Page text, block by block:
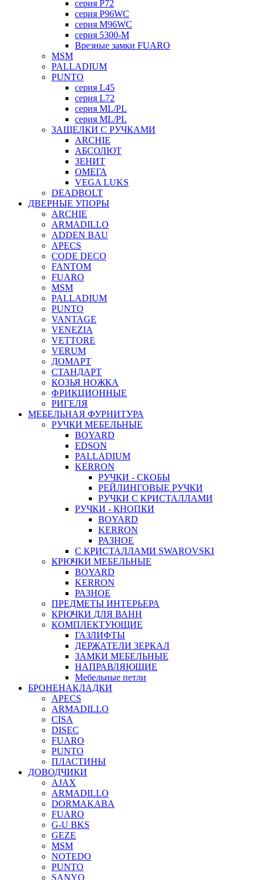
серия P72
серия P96WC
серия M96WC
серия 5300-M
Врезные замки FUARO
MSM
PALLADIUM
PUNTO
серия L45
серия L72
серия ML/PL
серия ML/PL
ЗАЩЕЛКИ С РУЧКАМИ
ARCHIE
АБСОЛЮТ
ЗЕНИТ
ОМЕГА
VEGA LUKS
DEADBOLT
ДВЕРНЫЕ УПОРЫ
ARCHIE
ARMADILLO
ADDEN BAU
APECS
CODE DECO
FANTOM
FUARO
MSM
PALLADIUM
PUNTO
VANTAGE
VENEZIA
VETTORE
VERUM
ДОМАРТ
СТАНДАРТ
КОЗЬЯ НОЖКА
ФРИКЦИОННЫЕ
РИГЕЛЯ
МЕБЕЛЬНАЯ ФУРНИТУРА
РУЧКИ МЕБЕЛЬНЫЕ
BOYARD
EDSON
PALLADIUM
KERRON
РУЧКИ - СКОБЫ
РЕЙЛИНГОВЫЕ РУЧКИ
РУЧКИ С КРИСТАЛЛАМИ
РУЧКИ - КНОПКИ
BOYARD
KERRON
РАЗНОЕ
С КРИСТАЛЛАМИ SWAROVSKI
КРЮЧКИ МЕБЕЛЬНЫЕ
BOYARD
KERRON
РАЗНОЕ
ПРЕДМЕТЫ ИНТЕРЬЕРА
КРЮЧКИ ДЛЯ ВАНН
КОМПЛЕКТУЮЩИЕ
ГАЗЛИФТЫ
ДЕРЖАТЕЛИ ЗЕРКАЛ
ЗАМКИ МЕБЕЛЬНЫЕ
НАПРАВЛЯЮЩИЕ
Мебельные петли
БРОНЕНАКЛАДКИ
APECS
ARMADILLO
CISA
DISEC
FUARO
PUNTO
ПЛАСТИНЫ
ДОВОДЧИКИ
AJAX
ARMADILLO
DORMAKABA
FUARO
G-U BKS
GEZE
MSM
NOTEDO
PUNTO
SANYO